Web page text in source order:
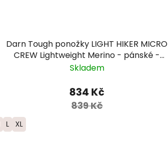
Darn Tough ponožky LIGHT HIKER MICRO
CREW Lightweight Merino - pánské -
hnědá/modrá
Skladem
834 Kč
839 Kč
L XL